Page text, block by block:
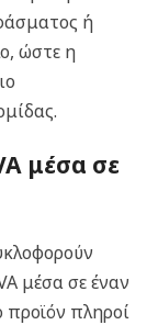
ή
ώστε η
μέσα σε
μέσα σε έναν
προϊόν πληροί